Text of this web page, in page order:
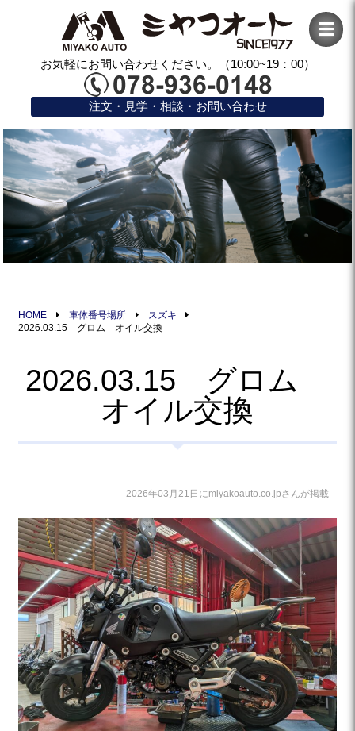
お気軽にお問い合わせください。（10:00~19：00）
注文・見学・相談・お問い合わせ
HOME 車体番号場所
スズキ
2026.03.15 グロム オイル交換
2026.03.15 グロム
オイル交換
2026年03月21日にmiyakoauto.co.jpさんが掲載